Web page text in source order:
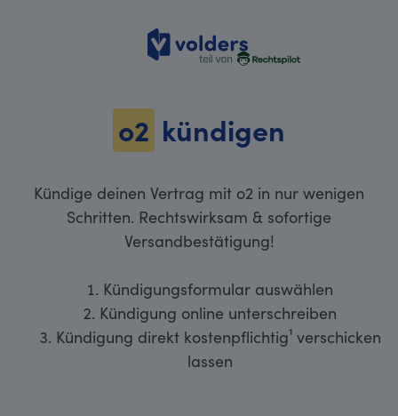
volders
o2 kündigen
Kündige deinen Vertrag mit o2 in nur wenigen
Schritten. Rechtswirksam & sofortige
Versandbestätigung!
Kündigungsformular auswählen
Kündigung online unterschreiben
Kündigung direkt kostenpflichtig¹ verschicken
lassen